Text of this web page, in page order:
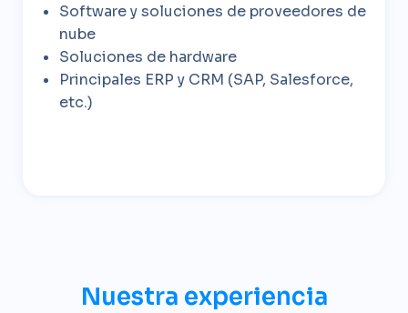
Software y soluciones de proveedores de
nube
Soluciones de hardware
Principales ERP y CRM (SAP, Salesforce,
etc.)
Nuestra experiencia